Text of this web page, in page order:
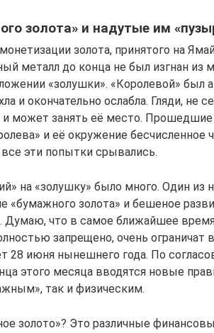
золота» и надутые им
золота, принятого на
металл до конца не был изгнан из
«золушки». «Королевой» был
и окончательно ослабла. Гляди, не
и может занять её место.
и её окружение бесчисленное
эти попытки срывались.
на «золушку» было много. Один из
«бумажного золота» и бешеное
Думаю, что в самое ближайшее
запрещено, очень ограничат
28 июня нынешнего года. По
этого месяца вводятся новые
так и физическим.
золото»? Это различные